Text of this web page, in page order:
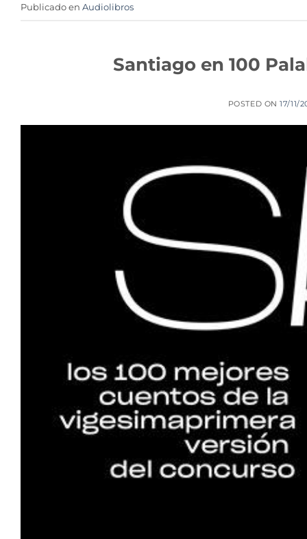
Publicado en Audiolibros
Santiago en 100
POSTED ON17/11/